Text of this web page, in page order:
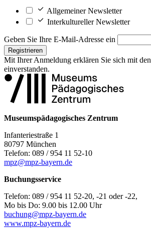
Allgemeiner Newsletter
Interkultureller Newsletter
Geben Sie Ihre E-Mail-Adresse ein
Registrieren
Mit Ihrer Anmeldung erklären Sie sich mit den
einverstanden.
Museumspädagogisches Zentrum
Infanteriestraße 1
80797 München
Telefon: 089 / 954 11 52-10
mpz@mpz-bayern.de
Buchungsservice
Telefon: 089 / 954 11 52-20, -21 oder -22,
Mo bis Do: 9.00 bis 12.00 Uhr
buchung@mpz-bayern.de
www.mpz-bayern.de